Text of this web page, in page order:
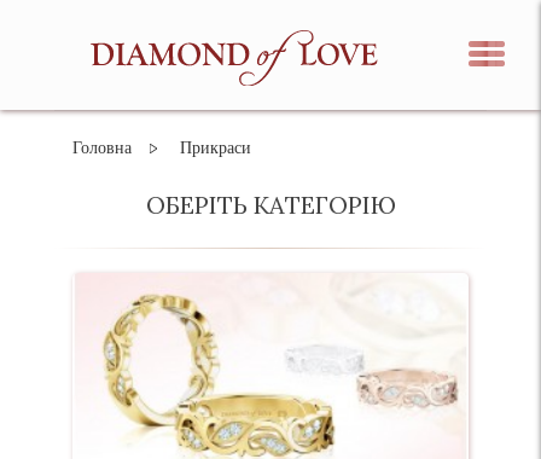
Головна Прикраси
ОБЕРІТЬ КАТЕГОРІЮ